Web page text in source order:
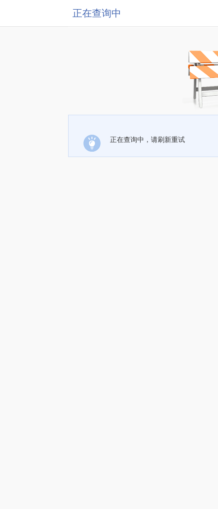
正在查询中
正在查询中，请刷新重试